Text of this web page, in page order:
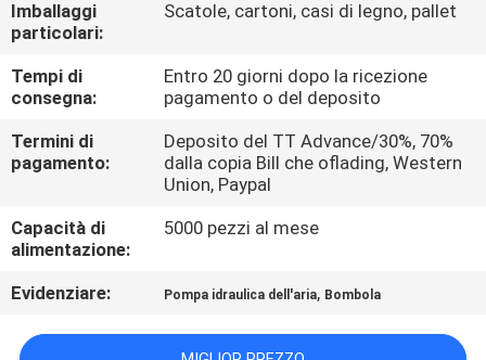
CONTATTICI
RICHIEDA
UNA
CITAZIONE
VR
Imballaggi
particolari:
Scatole, cartoni, casi di legno, pallet
Tempi di
consegna:
Entro 20 giorni dopo la ricezione
pagamento o del deposito
Termini di
pagamento:
Deposito del TT Advance/30%, 70%
dalla copia Bill che oflading, Western
Union, Paypal
Capacità di
alimentazione:
5000 pezzi al mese
Evidenziare: Pompa idraulica dell'aria, Bombola